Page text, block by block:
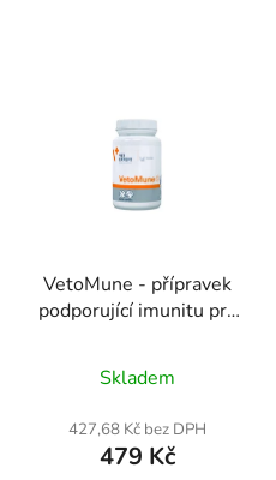
VetoMune - přípravek
podporující imunitu pro
(TWIST OFF)
hodnocení
produktu
je
Skladem
427,68 Kč bez DPH
479 Kč